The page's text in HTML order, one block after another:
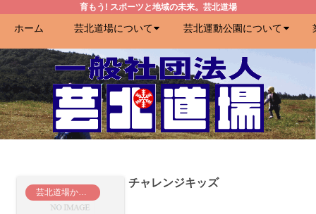
育もう! スポーツと地域の未来。芸北道場
ホーム 芸北道場について 芸北運動公園について
芸北道場からのお知らせ
チャレンジキッズ